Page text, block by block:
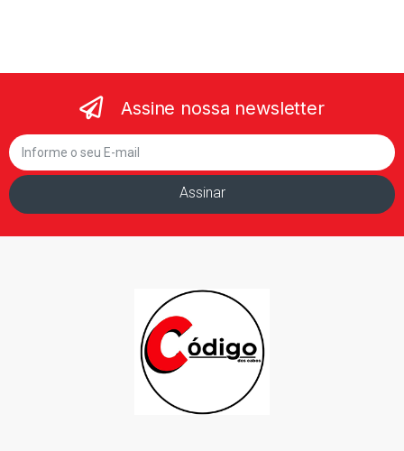
Assine nossa newsletter
Assinar